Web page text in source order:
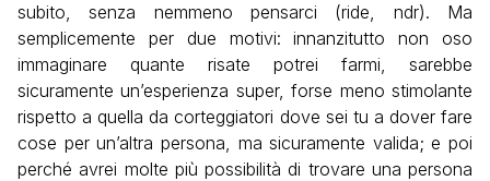
subito, senza nemmeno pensarci (ride, ndr). Ma
semplicemente per due motivi: innanzitutto non oso
immaginare quante risate potrei farmi, sarebbe
sicuramente un’esperienza super, forse meno stimolante
rispetto a quella da corteggiatori dove sei tu a dover fare
cose per un’altra persona, ma sicuramente valida; e poi
perché avrei molte più possibilità di trovare una persona